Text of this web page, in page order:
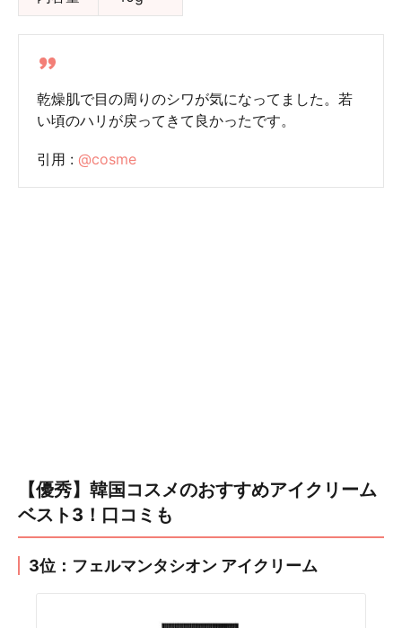
乾燥肌で目の周りのシワが気になってました。若
い頃のハリが戻ってきて良かったです。
引用 : @cosme
【優秀】韓国コスメのおすすめアイクリーム
ベスト3！口コミも
3位：フェルマンタシオン アイクリーム